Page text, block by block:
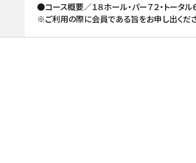
●コース概要／１８ホール・パー７２・トータル
※ご利用の際に会員である旨をお申し出くださ